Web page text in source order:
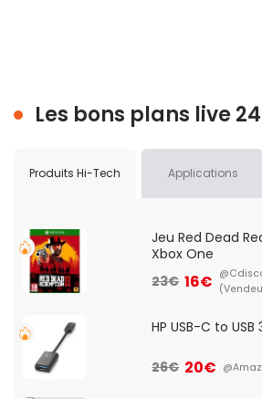
Les bons plans live
Produits Hi-Tech Applications
Jeu Red Dead
Xbox One
23€ 16€
HP USB-C to
26€ 20€